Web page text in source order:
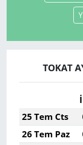
TOKAT
25 Tem Cts
26 Tem Paz